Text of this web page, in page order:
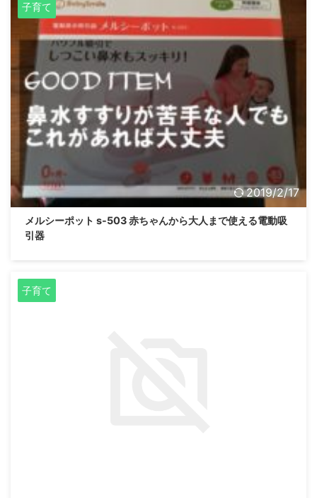
子育て
2019/2/17
メルシーポット s-503 赤ちゃんから大人まで使える電動吸
引器
子育て